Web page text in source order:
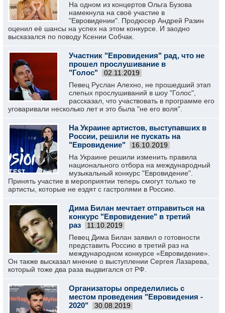
На одном из концертов Ольга Бузова
намекнула на своё участие в
"Евровидении". Продюсер Андрей Разин
оценил её шансы на успех на этом конкурсе. И заодно
высказался по поводу Ксении Собчак.
Участник "Евровидения" рад, что не
прошел прослушивание в
"Голос"
02.11.2019
Певец Руслан Алехно, не прошедший этап
слепых прослушиваний в шоу "Голос",
рассказал, что участвовать в программе его
уговаривали несколько лет и это была "не его воля".
На Украине артистов, выступавших в
России, решили не пускать на
"Евровидение"
16.10.2019
На Украине решили изменить правила
национального отбора на международный
музыкальный конкурс "Евровидение".
Принять участие в мероприятии теперь смогут только те
артисты, которые не ездят с гастролями в Россию.
Дима Билан мечтает отправиться на
конкурс "Евровидение" в третий
раз
11.10.2019
Певец Дима Билан заявил о готовности
представить Россию в третий раз на
международном конкурсе «Евровидение».
Он также высказал мнение о выступлении Сергея Лазарева,
который тоже два раза выдвигался от РФ.
Организаторы определились с
местом проведения "Евровидения -
2020"
30.08.2019